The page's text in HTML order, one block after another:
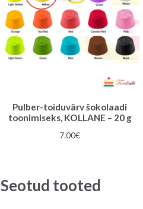
Pulber-toiduvärv šokolaadi
toonimiseks, KOLLANE – 20 g
7.00€
Seotud tooted